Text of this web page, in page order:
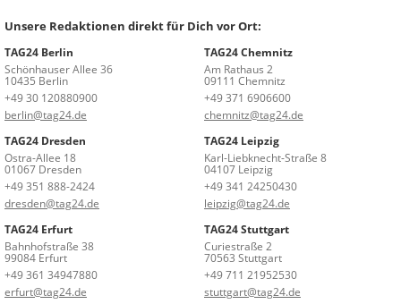
Unsere Redaktionen direkt für Dich vor Ort:
TAG24 Berlin
Schönhauser Allee 36
10435 Berlin
+49 30 120880900
berlin@tag24.de
TAG24 Chemnitz
Am Rathaus 2
09111 Chemnitz
+49 371 6906600
chemnitz@tag24.de
TAG24 Dresden
Ostra-Allee 18
01067 Dresden
+49 351 888-2424
dresden@tag24.de
TAG24 Leipzig
Karl-Liebknecht-Straße 8
04107 Leipzig
+49 341 24250430
leipzig@tag24.de
TAG24 Erfurt
Bahnhofstraße 38
99084 Erfurt
+49 361 34947880
erfurt@tag24.de
TAG24 Stuttgart
Curiestraße 2
70563 Stuttgart
+49 711 21952530
stuttgart@tag24.de